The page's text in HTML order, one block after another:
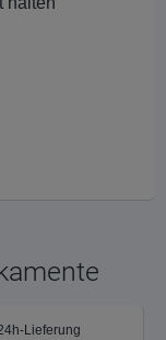
Lieferung